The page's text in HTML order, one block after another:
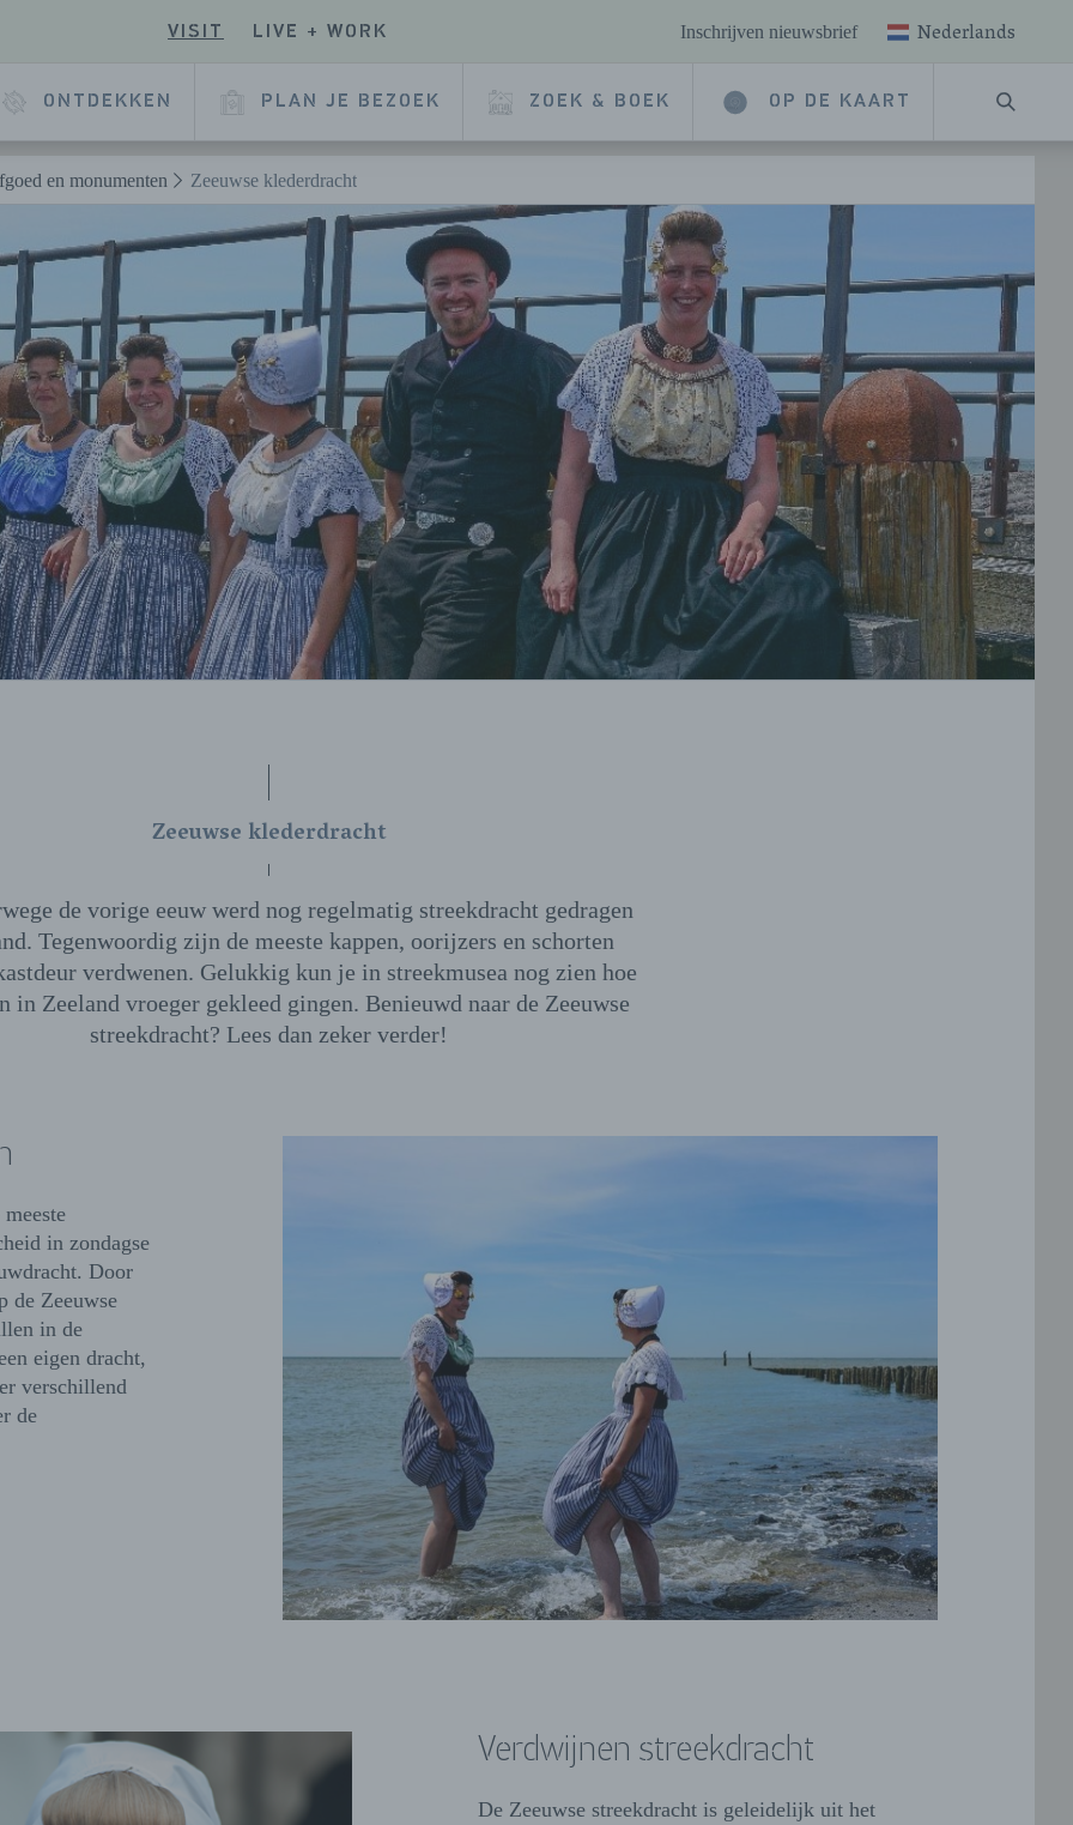
VISIT LIVE + WORK Inschrijven nieuwsbrief Nederlands
ONTDEKKEN PLAN JE BEZOEK ZOEK & BOEK OP DE KAART
en monumenten Zeeuwse klederdracht
Zeeuwse klederdracht
de vorige eeuw werd nog regelmatig streekdracht gedragen
Tegenwoordig zijn de meeste kappen, oorijzers en schorten
verdwenen. Gelukkig kun je in streekmusea nog zien hoe
in Zeeland vroeger gekleed gingen. Benieuwd naar de Zeeuwse
streekdracht? Lees dan zeker verder!
in zondagse
Door
de Zeeuwse
in de
eigen dracht,
verschillend
de
Verdwijnen streekdracht
De Zeeuwse streekdracht is geleidelijk uit het